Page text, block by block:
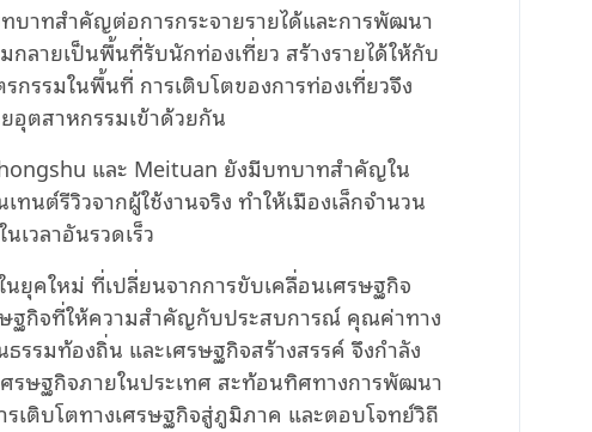
บาทสำคัญต่อการกระจายรายได้และการพัฒนา
ลายเป็นพื้นที่รับนักท่องเที่ยว สร้างรายได้ให้กับ
กรรมในพื้นที่ การเติบโตของการท่องเที่ยวจึง
อุตสาหกรรมเข้าด้วยกัน
และ Meituan ยังมีบทบาทสำคัญใน
นต์รีวิวจากผู้ใช้งานจริง ทำให้เมืองเล็กจำนวน
วลาอันรวดเร็ว
ยุคใหม่ ที่เปลี่ยนจากการขับเคลื่อนเศรษฐกิจ
ฐกิจที่ให้ความสำคัญกับประสบการณ์ คุณค่าทาง
รมท้องถิ่น และเศรษฐกิจสร้างสรรค์ จึงกำลัง
รษฐกิจภายในประเทศ สะท้อนทิศทางการพัฒนา
เติบโตทางเศรษฐกิจสู่ภูมิภาค และตอบโจทย์วิถี